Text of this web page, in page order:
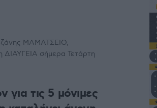
ΜΑΜΑΤΣΕΙΟ,
σήμερα Τετάρτη
για τις 5 μόνιμες